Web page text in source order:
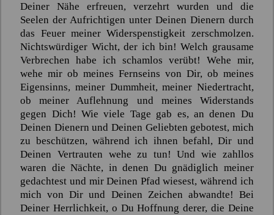
Deiner Nähe erfreuen, verzehrt wurden und die
Seelen der Aufrichtigen unter Deinen Dienern durch
das Feuer meiner Widerspenstigkeit zerschmolzen.
Nichtswürdiger Wicht, der ich bin! Welch grausame
Verbrechen habe ich schamlos verübt! Wehe mir,
wehe mir ob meines Fernseins von Dir, ob meines
Eigensinns, meiner Dummheit, meiner Niedertracht,
ob meiner Auflehnung und meines Widerstands
gegen Dich! Wie viele Tage gab es, an denen Du
Deinen Dienern und Deinen Geliebten gebotest, mich
zu beschützen, während ich ihnen befahl, Dir und
Deinen Vertrauten wehe zu tun! Und wie zahllos
waren die Nächte, in denen Du gnädiglich meiner
gedachtest und mir Deinen Pfad wiesest, während ich
mich von Dir und Deinen Zeichen abwandte! Bei
Deiner Herrlichkeit, o Du Hoffnung derer, die Deine